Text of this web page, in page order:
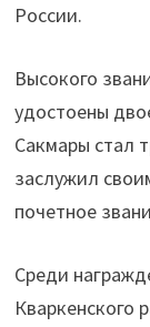
России.
Высокого
удостоены
Сакмары стал
заслужил
почетное
Среди
Кваркенского